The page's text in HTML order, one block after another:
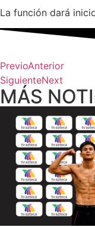
La función dará
PrevioAnterior
SiguienteNext
MÁS